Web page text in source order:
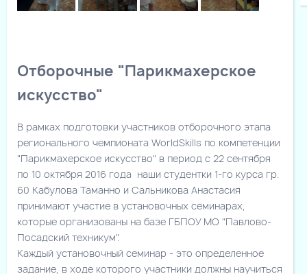
Отборочные "Парикмахерское
искусство"
В рамках подготовки участников отборочного этапа
регионального чемпионата WorldSkills по компетенции
"Парикмахерское искусство" в период с 22 сентября
по 10 октября 2016 года наши студентки 1-го курса гр.
60 Кабулова Таманно и Сальникова Анастасия
принимают участие в установочных семинарах,
которые организованы на базе ГБПОУ МО "Павлово-
Посадский техникум".
Каждый установочный семинар - это определенное
задание, в ходе которого участники должны научиться